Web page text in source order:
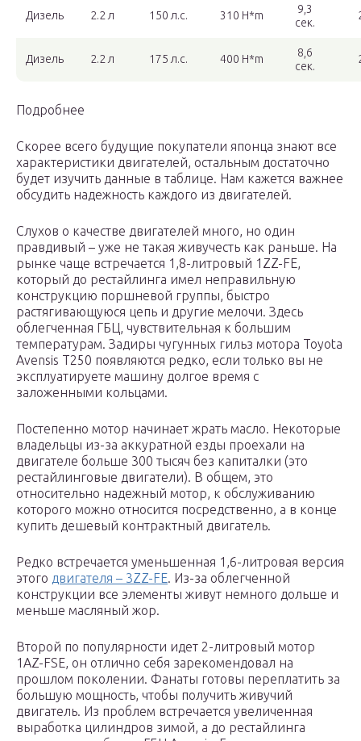
Дизель 2.2 л 150 л.с. 310 H*m
9,3
сек.
Дизель 2.2 л 175 л.с. 400 H*m
8,6
сек.
Подробнее
Скорее всего будущие покупатели японца знают все
характеристики двигателей, остальным достаточно
будет изучить данные в таблице. Нам кажется важнее
обсудить надежность каждого из двигателей.
Слухов о качестве двигателей много, но один
правдивый – уже не такая живучесть как раньше. На
рынке чаще встречается 1,8-литровый 1ZZ-FE,
который до рестайлинга имел неправильную
конструкцию поршневой группы, быстро
растягивающуюся цепь и другие мелочи. Здесь
облегченная ГБЦ, чувствительная к большим
температурам. Задиры чугунных гильз мотора Toyota
Avensis T250 появляются редко, если только вы не
эксплуатируете машину долгое время с
заложенными кольцами.
Постепенно мотор начинает жрать масло. Некоторые
владельцы из-за аккуратной езды проехали на
двигателе больше 300 тысяч без капиталки (это
рестайлинговые двигатели). В общем, это
относительно надежный мотор, к обслуживанию
которого можно относится посредственно, а в конце
купить дешевый контрактный двигатель.
Редко встречается уменьшенная 1,6-литровая версия
этого двигателя – 3ZZ-FE. Из-за облегченной
конструкции все элементы живут немного дольше и
меньше масляный жор.
Второй по популярности идет 2-литровый мотор
1AZ-FSE, он отлично себя зарекомендовал на
прошлом поколении. Фанаты готовы переплатить за
большую мощность, чтобы получить живучий
двигатель. Из проблем встречается увеличенная
выработка цилиндров зимой, а до рестайлинга